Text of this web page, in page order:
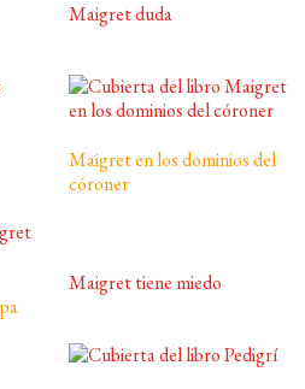
Maigret duda
Maigret en los dominios del
córoner
Maigret tiene miedo